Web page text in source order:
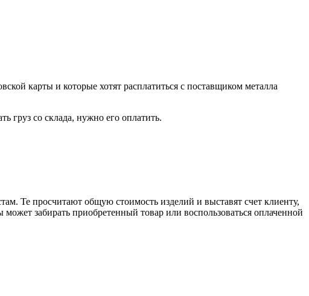
карты и которые хотят расплатиться с поставщиком металла
груз со склада, нужно его оплатить.
Те просчитают общую стоимость изделий и выставят счет клиенту,
забирать приобретенный товар или воспользоваться оплаченной